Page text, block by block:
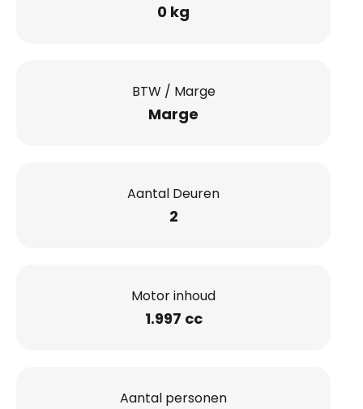
0 kg
BTW / Marge
Marge
Aantal Deuren
2
Motor inhoud
1.997 cc
Aantal personen